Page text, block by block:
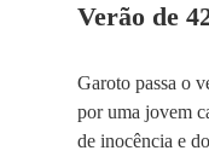
Verão de
Garoto passa o
por uma jovem
de inocência e